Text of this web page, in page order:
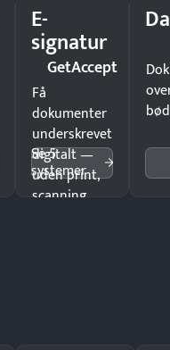
E-
signatur
GetAccept
Få
dokumenter
underskrevet
digitalt —
uden print,
scanning
Se 5
systemer